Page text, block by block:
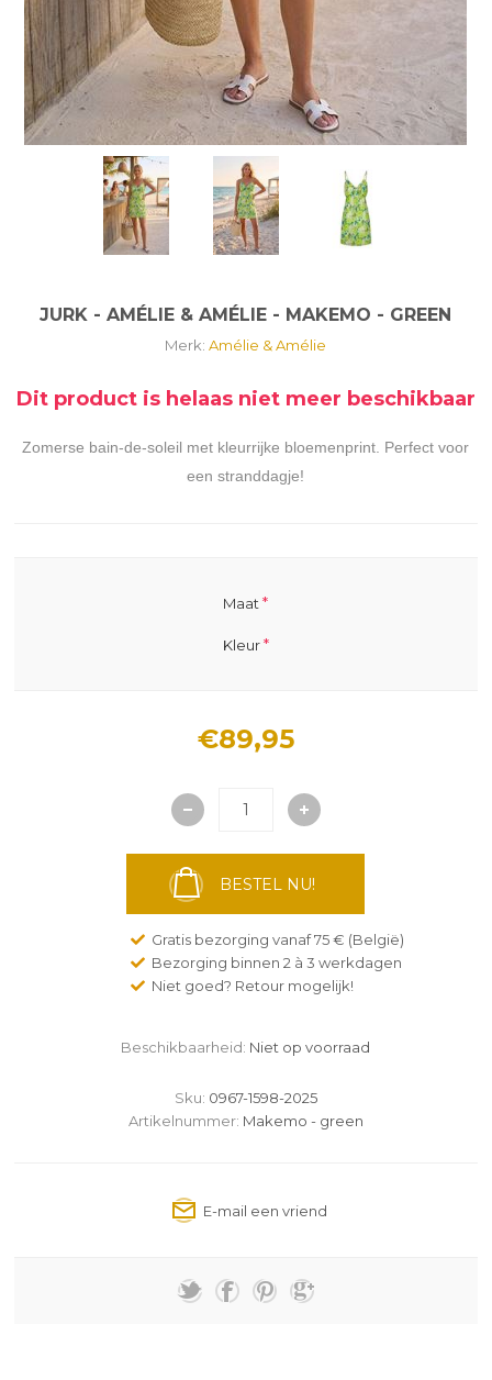
JURK - AMÉLIE & AMÉLIE - MAKEMO - GREEN
Merk: Amélie & Amélie
Dit product is helaas niet meer beschikbaar
Zomerse bain-de-soleil met kleurrijke bloemenprint. Perfect voor
een stranddagje!
Maat *
Kleur*
€89,95
BESTEL NU!
Gratis bezorging vanaf 75 € (België)
Bezorging binnen 2 à 3 werkdagen
Niet goed? Retour mogelijk!
Beschikbaarheid: Niet op voorraad
Sku: 0967-1598-2025
Artikelnummer: Makemo - green